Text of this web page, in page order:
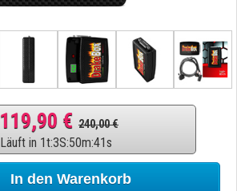
119,90 € 240,00 €
Läuft in 1t:3S:50m:40s
In den Warenkorb